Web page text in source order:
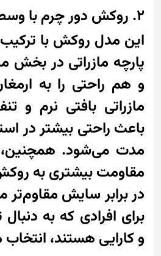
2. روکش دور چرم با وسط پارچه مازراتی
این مدل روکش با
پارچه مازراتی در بخش
و هم راحتی را به
مازراتی بافتی نرم و
باعث راحتی بیشتر در
مدت می‌شود. همچنین،
مقاومت بیشتری به
در برابر سایش
برای افرادی که به دنبال
و کارایی هستند،